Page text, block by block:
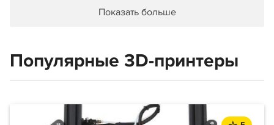
Показать больше
Популярные 3D-принтеры